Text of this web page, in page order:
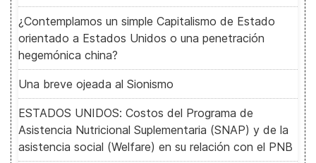
¿Contemplamos un simple Capitalismo de Estado
orientado a Estados Unidos o una penetración
hegemónica china?
Una breve ojeada al Sionismo
ESTADOS UNIDOS: Costos del Programa de
Asistencia Nutricional Suplementaria (SNAP) y de la
asistencia social (Welfare) en su relación con el PNB